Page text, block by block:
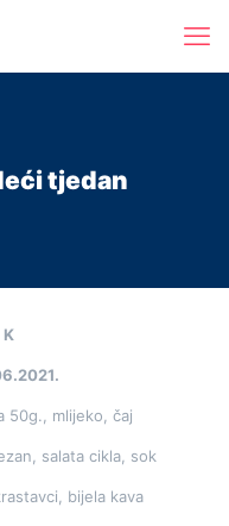
tjedan
K
50g., mlijeko, čaj
salata cikla, sok
bijela kava